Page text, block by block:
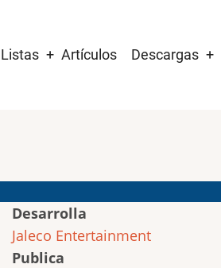
navigation
Listas Artículos Descargas
Desarrolla
Jaleco Entertainment
Publica